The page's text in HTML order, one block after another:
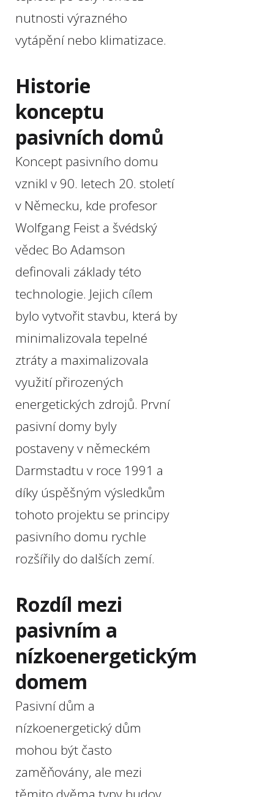
nutnosti výrazného
vytápění nebo klimatizace.
Historie
konceptu
pasivních domů
Koncept pasivního domu
vznikl v 90. letech 20. století
v Německu, kde profesor
Wolfgang Feist a švédský
vědec Bo Adamson
definovali základy této
technologie. Jejich cílem
bylo vytvořit stavbu, která by
minimalizovala tepelné
ztráty a maximalizovala
využití přirozených
energetických zdrojů. První
pasivní domy byly
postaveny v německém
Darmstadtu v roce 1991 a
díky úspěšným výsledkům
tohoto projektu se principy
pasivního domu rychle
rozšířily do dalších zemí.
Rozdíl mezi
pasivním a
nízkoenergetickým
domem
Pasivní dům a
nízkoenergetický dům
mohou být často
zaměňovány, ale mezi